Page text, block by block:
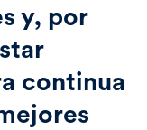
y, por
continua